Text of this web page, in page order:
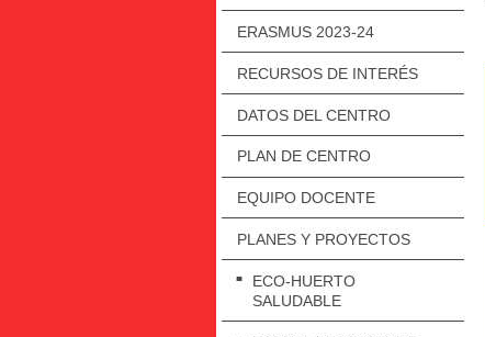
ERASMUS 2023-24
RECURSOS DE INTERÉS
DATOS DEL CENTRO
PLAN DE CENTRO
EQUIPO DOCENTE
PLANES Y PROYECTOS
ECO-HUERTO
SALUDABLE